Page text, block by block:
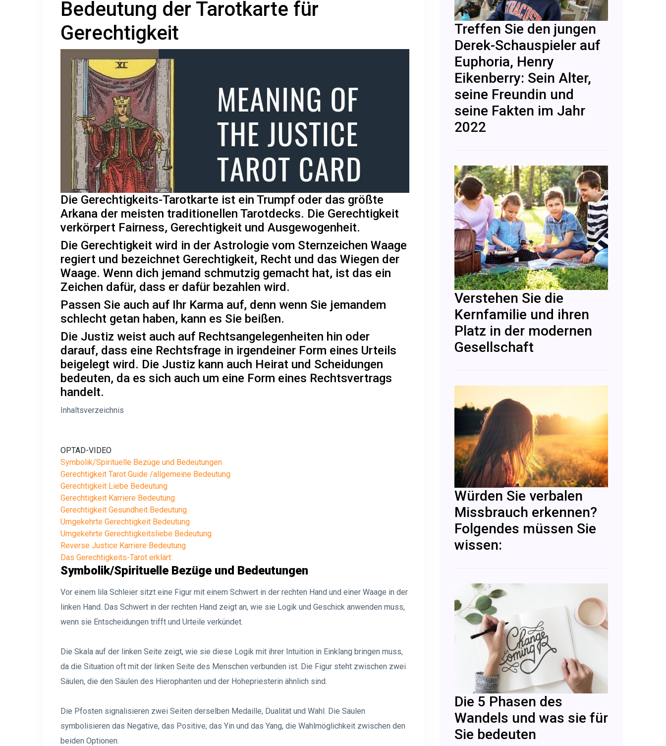
Bedeutung der Tarotkarte für
Gerechtigkeit
Die Gerechtigkeits-Tarotkarte ist ein Trumpf oder das größte
Arkana der meisten traditionellen Tarotdecks. Die Gerechtigkeit
verkörpert Fairness, Gerechtigkeit und Ausgewogenheit.
Die Gerechtigkeit wird in der Astrologie vom Sternzeichen Waage
regiert und bezeichnet Gerechtigkeit, Recht und das Wiegen der
Waage. Wenn dich jemand schmutzig gemacht hat, ist das ein
Zeichen dafür, dass er dafür bezahlen wird.
Passen Sie auch auf Ihr Karma auf, denn wenn Sie jemandem
schlecht getan haben, kann es Sie beißen.
Die Justiz weist auch auf Rechtsangelegenheiten hin oder
darauf, dass eine Rechtsfrage in irgendeiner Form eines Urteils
beigelegt wird. Die Justiz kann auch Heirat und Scheidungen
bedeuten, da es sich auch um eine Form eines Rechtsvertrags
handelt.
Inhaltsverzeichnis
OPTAD-VIDEO
Symbolik/Spirituelle Bezüge und Bedeutungen
Gerechtigkeit Tarot Guide /allgemeine Bedeutung
Gerechtigkeit Liebe Bedeutung
Gerechtigkeit Karriere Bedeutung
Gerechtigkeit Gesundheit Bedeutung
Umgekehrte Gerechtigkeit Bedeutung
Umgekehrte Gerechtigkeitsliebe Bedeutung
Reverse Justice Karriere Bedeutung
Das Gerechtigkeits-Tarot erklärt:
Symbolik/Spirituelle Bezüge und Bedeutungen
Vor einem lila Schleier sitzt eine Figur mit einem Schwert in der rechten Hand und einer Waage in der
linken Hand. Das Schwert in der rechten Hand zeigt an, wie sie Logik und Geschick anwenden muss,
wenn sie Entscheidungen trifft und Urteile verkündet.
Die Skala auf der linken Seite zeigt, wie sie diese Logik mit ihrer Intuition in Einklang bringen muss,
da die Situation oft mit der linken Seite des Menschen verbunden ist. Die Figur steht zwischen zwei
Säulen, die den Säulen des Hierophanten und der Hohepriesterin ähnlich sind.
Die Pfosten signalisieren zwei Seiten derselben Medaille, Dualität und Wahl. Die Säulen
symbolisieren das Negative, das Positive, das Yin und das Yang, die Wahlmöglichkeit zwischen den
beiden Optionen.
Treffen Sie den jungen
Derek-Schauspieler auf
Euphoria, Henry
Eikenberry: Sein Alter,
seine Freundin und
seine Fakten im Jahr
2022
Verstehen Sie die
Kernfamilie und ihren
Platz in der modernen
Gesellschaft
Würden Sie verbalen
Missbrauch erkennen?
Folgendes müssen Sie
wissen:
Die 5 Phasen des
Wandels und was sie für
Sie bedeuten